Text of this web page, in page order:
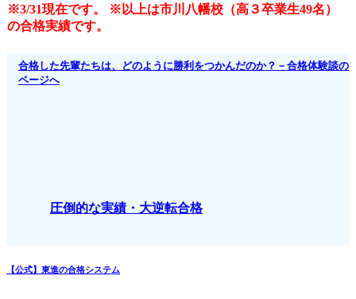
※3/31現在です。
※以上は市川八幡校（高３卒業生49名）
の合格実績です。
合格した先輩たちは、どのように勝利をつかんだのか？－合格体験談の
ページへ
圧倒的な実績・大逆転合格
【公式】東進の合格システム